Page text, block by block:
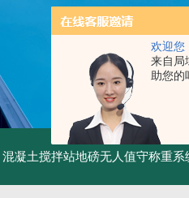
欢迎您
来自局
助您的
混凝土搅拌站地磅无人值守称重系